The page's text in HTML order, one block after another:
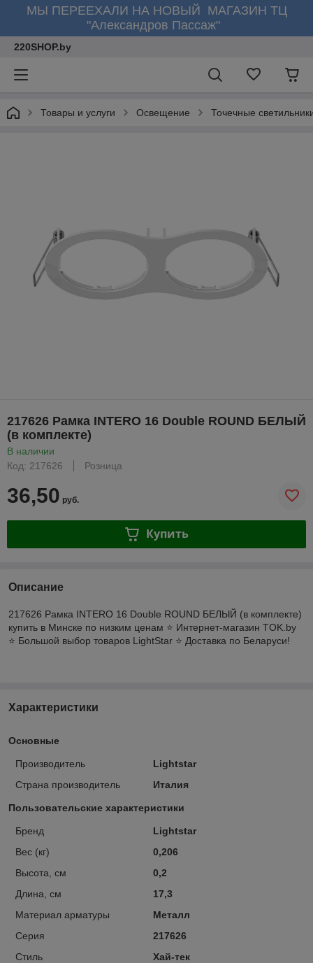
МЫ ПЕРЕЕХАЛИ НА НОВЫЙ МАГАЗИН ТЦ
"Александров Пассаж"
220SHOP.by
Товары и услуги Освещение Точечные
217626 Рамка INTERO 16 Double ROUND БЕЛЫЙ
(в комплекте)
В наличии
Код: 217626
Розница
36,50 руб.
Купить
Описание
217626 Рамка INTERO 16 Double ROUND БЕЛЫЙ (в комплекте)
купить в Минске по низким ценам ⭐️ Интернет-магазин TOK.by
⭐️ Большой выбор товаров LightStar ⭐️ Доставка по Беларуси!
Характеристики
Основные
Производитель
Lightstar
Страна производитель
Италия
Пользовательские характеристики
Бренд
Lightstar
Вес (кг)
0,206
Высота, см
0,2
Длина, см
17,3
Материал арматуры
Металл
Серия
217626
Стиль
Хай-тек